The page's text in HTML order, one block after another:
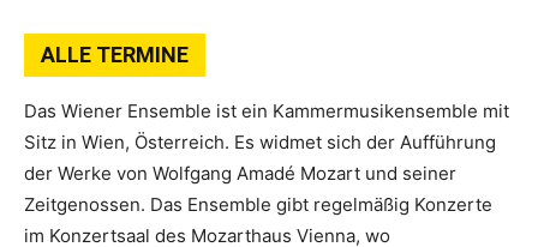
ALLE TERMINE
Das Wiener Ensemble ist ein Kammermusikensemble mit
Sitz in Wien, Österreich. Es widmet sich der Aufführung
der Werke von Wolfgang Amadé Mozart und seiner
Zeitgenossen. Das Ensemble gibt regelmäßig Konzerte
im Konzertsaal des Mozarthaus Vienna, wo